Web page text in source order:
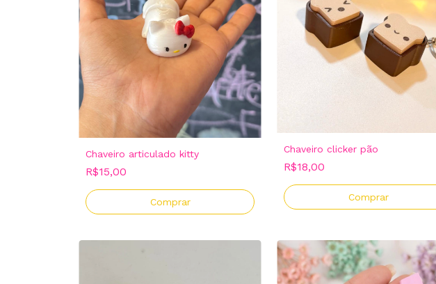
Chaveiro articulado kitty
R$15,00
Chaveiro clicker pão
R$18,00